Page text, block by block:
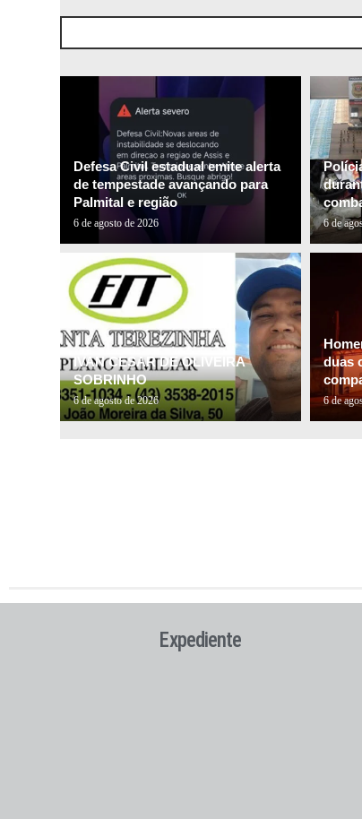
Defesa Civil estadual emite alerta
de tempestade avançando para
Palmital e região
6 de agosto de 2026 6 de
IVAN CESAR DE OLIVEIRA
SOBRINHO
6 de agosto de 2026
duas
6 de
Expediente